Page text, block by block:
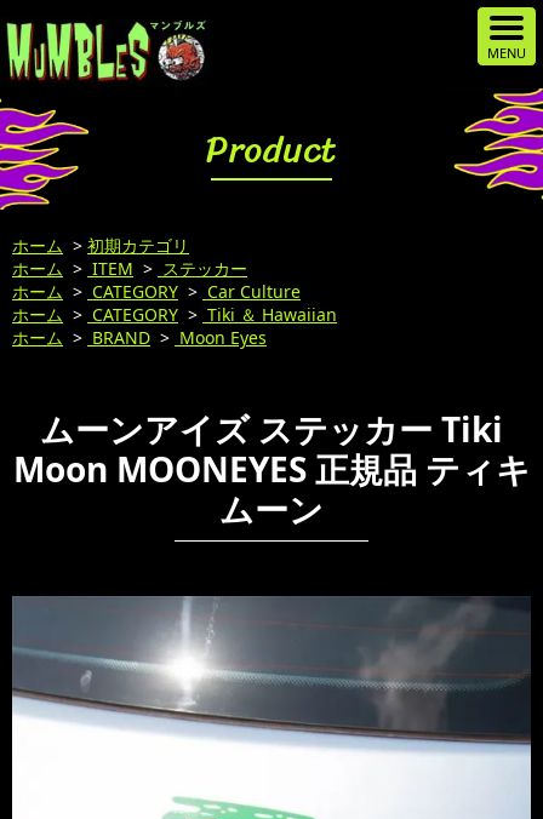
Product
ホーム > 初期カテゴリ
ホーム > ITEM > ステッカー
ホーム > CATEGORY > Car Culture
ホーム > CATEGORY > Tiki ＆ Hawaiian
ホーム > BRAND > Moon Eyes
ムーンアイズ ステッカー Tiki
Moon MOONEYES 正規品 ティキ
ムーン